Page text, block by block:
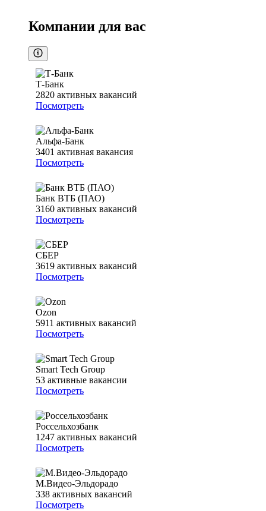
Компании для вас
Т-Банк
2820 активных вакансий
Посмотреть
Альфа-Банк
3401 активная вакансия
Посмотреть
Банк ВТБ (ПАО)
3160 активных вакансий
Посмотреть
СБЕР
3619 активных вакансий
Посмотреть
Ozon
5911 активных вакансий
Посмотреть
Smart Tech Group
53 активные вакансии
Посмотреть
Россельхозбанк
1247 активных вакансий
Посмотреть
М.Видео-Эльдорадо
338 активных вакансий
Посмотреть